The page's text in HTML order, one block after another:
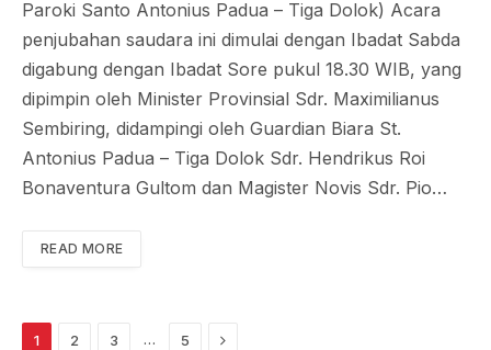
Paroki Santo Antonius Padua – Tiga Dolok) Acara
penjubahan saudara ini dimulai dengan Ibadat Sabda
digabung dengan Ibadat Sore pukul 18.30 WIB, yang
dipimpin oleh Minister Provinsial Sdr. Maximilianus
Sembiring, didampingi oleh Guardian Biara St.
Antonius Padua – Tiga Dolok Sdr. Hendrikus Roi
Bonaventura Gultom dan Magister Novis Sdr. Pio…
READ MORE
1 2 3 … 5 Next